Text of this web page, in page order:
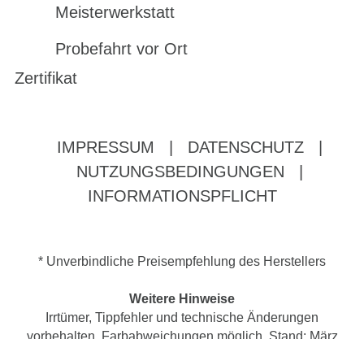
Meisterwerkstatt
Probefahrt vor Ort
Zertifikat
IMPRESSUM DATENSCHUTZ
NUTZUNGSBEDINGUNGEN
INFORMATIONSPFLICHT
* Unverbindliche Preisempfehlung des Herstellers
Weitere Hinweise
Irrtümer, Tippfehler und technische Änderungen
vorbehalten. Farbabweichungen möglich. Stand: März